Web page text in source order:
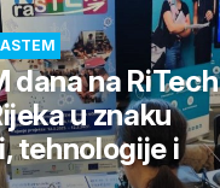
dana na RiTech
u znaku
tehnologije i